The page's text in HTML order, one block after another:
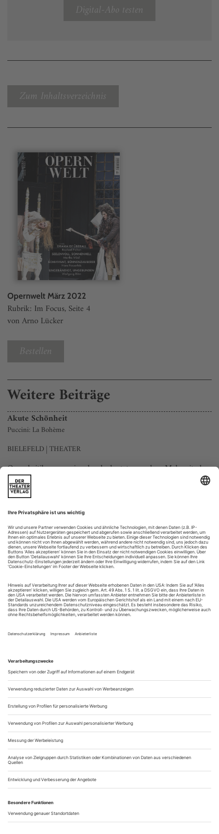
Digital-Abo testen
Zum Inhaltsverzeichnis
Opernwelt März 2022
Rubrik: Im Focus, Seite 4
von Arno Lücker
Bestellen
Weitere Beiträge
Akute Schönheit
Puccini: La Bohème
BIELEFELD | THEATER
Opernkritiker zu sein, das bedeutet manches Mal, mit dem
eigenen Zynismus klarkommen zu müssen; mindestens aber
mit dem Zynismus, der irgendwie in der Luft liegt, wohnt
Mischung aus Voreingenommenheit, Müdigkeit und
vorauseilender Schadenfreude – wir kennen sie alle. Seien wir
ehrlich.
Dieser Zynismus ist an so...
Was kommt... März 2022
Poetische Bilderwelten
Der strenge Blick täuscht. Im Gespräch zeigt sich Bibi Abel,
Multimedia-Entwicklerin einzuschlagen (und Teil des
Seite, die einhergeht mit einem erkennbaren Hang zur
Melancholie. So sind auch ihre Videos, die sie für
Schauspiel-...
Mord im Schlachtraum
Verdi: Rigoletto
HALLE | OPER
Eigentlich liegt die Frage auf der Hand: Was passiert,
nachdem der Vorhang gefallen ist? Wie wird Rigoletto damit
umgehen, dass ihm das einzig verbliebene Glück geraubt
wurde? Die famos-furiose «Rigoletto»-Inszenierung an der
Oper Halle setzt hier an – im Danach. Der traurige Titelheld
ist traumatisiert vom Blick in den Leichensack, vom Blick auf
seine ermordete...